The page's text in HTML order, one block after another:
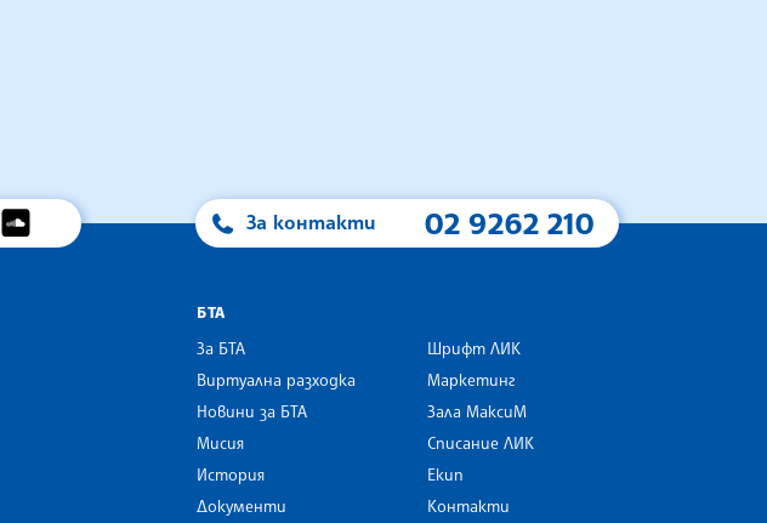
За контакти 02 9262 210
MINDS Media Innovation Network
БТА
За БТА
Виртуална разходка
Новини за БТА
Мисия
История
Документи
Шрифт ЛИК
Маркетинг
Зала МаксиМ
Списание ЛИК
Екип
Контакти